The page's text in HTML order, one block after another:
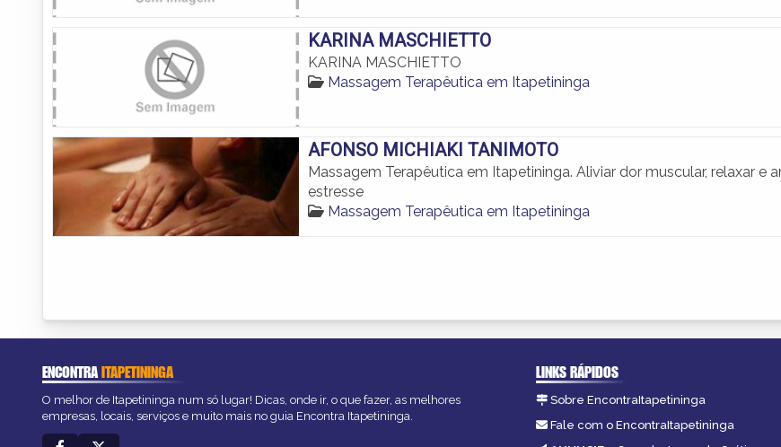
KARINA MASCHIETTO
KARINA MASCHIETTO
Massagem Terapêutica em Itapetininga
AFONSO MICHIAKI TANIMOTO
Massagem Terapêutica em Itapetininga. Aliviar dor muscular, relaxar e
estresse
Massagem Terapêutica em Itapetininga
ENCONTRAITAPETININGA
O melhor de Itapetininga num só lugar! Dicas, onde ir, o que fazer, as melhores
empresas, locais, serviços e muito mais no guia Encontra Itapetininga.
LINKS RÁPIDOS
Sobre EncontraItapetininga
Fale com o EncontraItapetininga